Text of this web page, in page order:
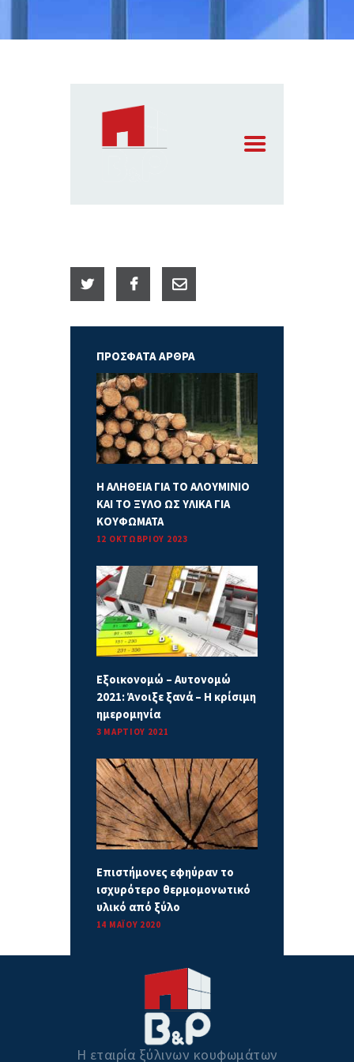
ΠΡΟΣΦΑΤΑ ΑΡΘΡΑ
Η ΑΛΗΘΕΙΑ ΓΙΑ ΤΟ ΑΛΟΥΜΙΝΙΟ
ΚΑΙ ΤΟ ΞΥΛΟ ΩΣ ΥΛΙΚΑ ΓΙΑ
ΚΟΥΦΩΜΑΤΑ
12 ΟΚΤΩΒΡΊΟΥ 2023
Εξοικονομώ – Αυτονομώ
2021: Άνοιξε ξανά – Η κρίσιμη
ημερομηνία
3 ΜΑΡΤΊΟΥ 2021
Επιστήμονες εφηύραν το
ισχυρότερο θερμομονωτικό
υλικό από ξύλο
14 ΜΑΪ́ΟΥ 2020
Η εταιρία ξύλινων κουφωμάτων